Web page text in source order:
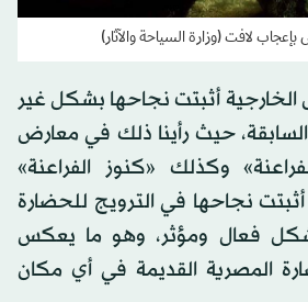
بإعجاب لافت (وزارة السياحة والآثار)
الخارجية أثبتت نجاحها بشكل غير
حيث رأينا ذلك في معارض
وكذلك «كنوز الفراعنة»
نجاحها في الترويج للحضارة
فعال ومؤثر، وهو ما يعكس
المصرية القديمة في أي مكان